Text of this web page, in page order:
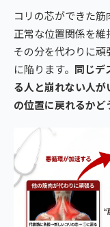
コリの芯ができた
正常な位置関係を
その分を代わりに
に陥ります。 同じデ
る人と崩れない人
の位置に戻れるかど